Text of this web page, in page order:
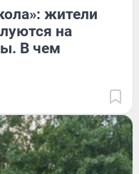
жители
на
В чем